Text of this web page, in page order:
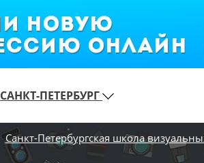
САНКТ-ПЕТЕРБУРГ
Санкт-Петербургская школа